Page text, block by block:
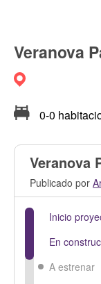
Veranova
0-0
Veranova
Publicado por
Inicio
En
A estrenar